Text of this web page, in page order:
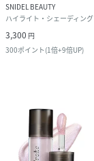
SNIDEL BEAUTY
ハイライト・シェーディング
3,300 円
300ポイント(1倍+9倍UP)